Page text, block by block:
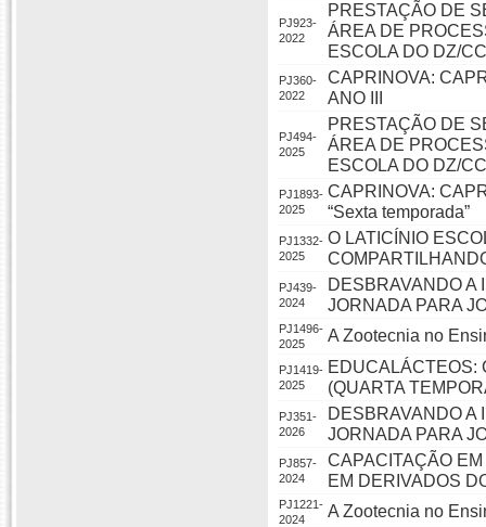
PJ923-
2022
PRESTAÇÃO DE
ÁREA DE
ESCOLA DO DZ/
PJ360-
2022
CAPRINOVA:
ANO III
PJ494-
2025
PRESTAÇÃO DE
ÁREA DE
ESCOLA DO DZ/
PJ1893-
2025
CAPRINOVA:
“Sexta temporada”
PJ1332-
2025
O LATICÍNIO
PJ439-
2024
DESBRAVANDO A
JORNADA PARA
PJ1496-
2025
A Zootecnia no
PJ1419-
2025
EDUCALÁCTEOS:
(QUARTA
PJ351-
2026
DESBRAVANDO A
JORNADA PARA
PJ857-
2024
CAPACITAÇÃO
EM DERIVADOS
PJ1221-
2024
A Zootecnia no